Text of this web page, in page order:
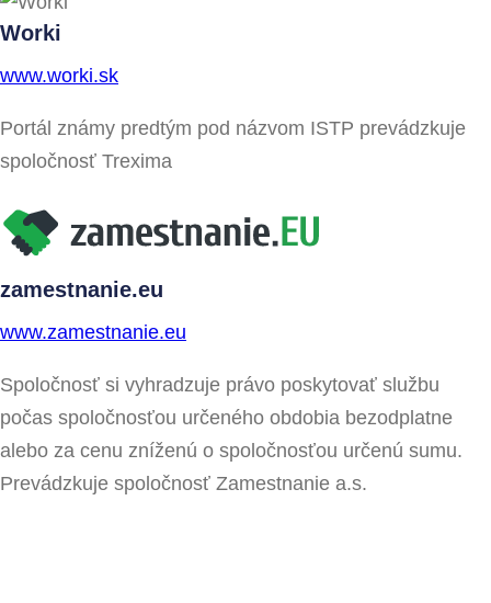
Worki
www.worki.sk
Portál známy predtým pod názvom ISTP prevádzkuje
spoločnosť Trexima
zamestnanie.eu
www.zamestnanie.eu
Spoločnosť si vyhradzuje právo poskytovať službu
počas spoločnosťou určeného obdobia bezodplatne
alebo za cenu zníženú o spoločnosťou určenú sumu.
Prevádzkuje spoločnosť Zamestnanie a.s.